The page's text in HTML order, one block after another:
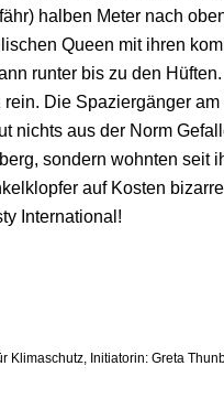
halben Meter nach
Queen mit ihren
runter bis zu den
Die Spaziergänger am
nichts aus der Norm
sondern wohnten seit
auf Kosten
International!
Klimaschutz, Initiatorin: Greta